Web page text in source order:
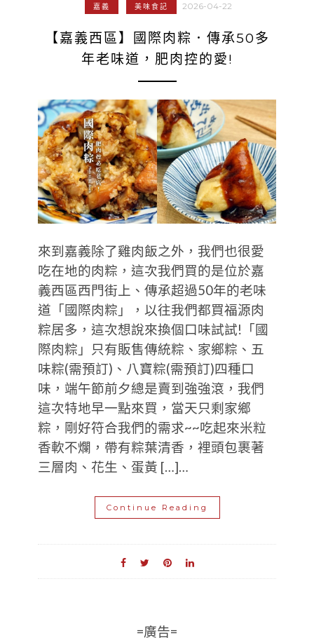
嘉義 美味食記 2026-04-22
【嘉義西區】國際肉粽．傳承50多
年老味道，肥肉控的愛!
來到嘉義除了雞肉飯之外，我們也很愛
吃在地的肉粽，這次我們買的是位於嘉
義西區西門街上、傳承超過50年的老味
道「國際肉粽」，以往我們都買福源肉
粽居多，這次想說來換個口味試試!「國
際肉粽」只有販售傳統粽、家鄉粽、五
味粽(需預訂)、八寶粽(需預訂)四種口
味，端午節前夕總是賣到強強滾，我們
這次特地早一點來買，當天只剩家鄉
粽，剛好符合我們的需求~~吃起來米粒
香軟不爛，帶有粽葉清香，裡頭包裹著
三層肉、花生、蛋黃 […]…
Continue Reading
=廣告=